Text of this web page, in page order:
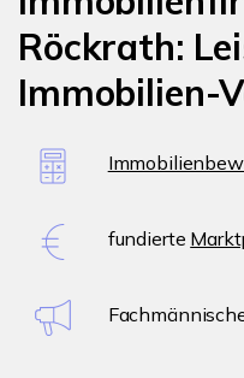
Röckrath:
Immobilien-
fundierte